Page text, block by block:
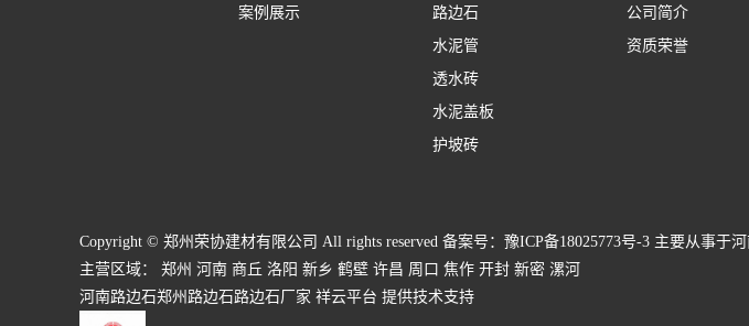
案例展示
路边石
水泥管
透水砖
水泥盖板
护坡砖
公司简介
资质荣誉
Copyright © 郑州荣协建材有限公司 All rights reserved 备案号： 豫ICP备18025773号-3 主要从事于
主营区域： 郑州 河南 商丘 洛阳 新乡 鹤壁 许昌 周口 焦作 开封 新密 漯河
河南路边石郑州路边石路边石厂家 祥云平台 提供技术支持